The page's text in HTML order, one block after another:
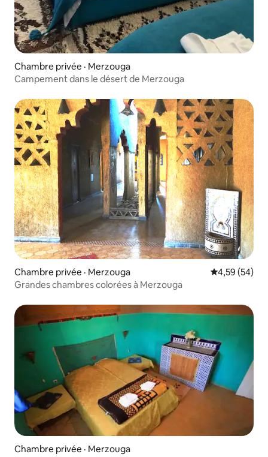
Chambre privée · Merzouga
Campement dans le désert de Merzouga
Chambre privée · Merzouga Note
4,59 (54)
Grandes chambres colorées à Merzouga
Chambre privée · Merzouga